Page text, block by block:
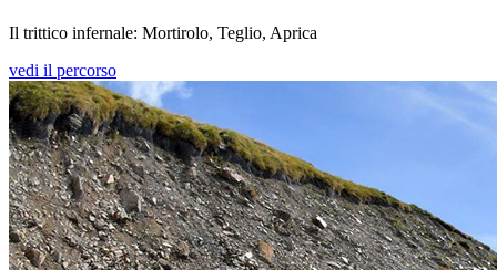
Il trittico infernale: Mortirolo, Teglio, Aprica
vedi il percorso